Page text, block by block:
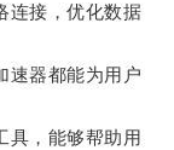
接，优化数据
器都能为用户
，能够帮助用